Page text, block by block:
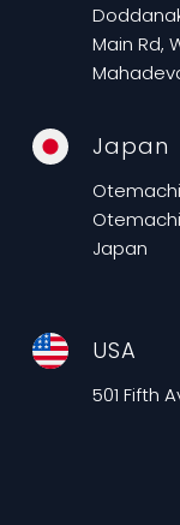
Main Rd,
Japan
Otemachi
Japan
USA
501 Fifth